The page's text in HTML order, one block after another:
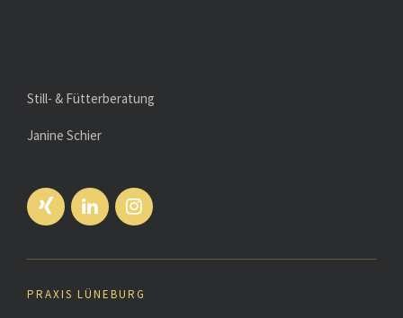
Still- & Fütterberatung
Janine Schier
PRAXIS LÜNEBURG